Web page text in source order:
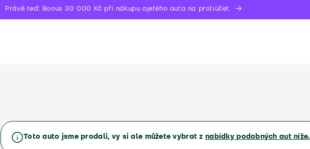
Právě teď: Bonus 30 000 Kč při nákupu ojetého auta na protiúčet.
Toto auto jsme prodali, vy si ale můžete vybrat z nabídky podobných aut níže.